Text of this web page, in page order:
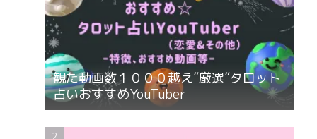
観た動画数１０００越え”厳選”タロット
占いおすすめYouTuber